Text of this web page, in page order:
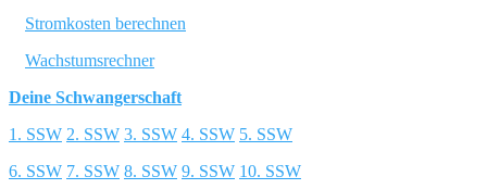
Stromkosten berechnen
Wachstumsrechner
Deine Schwangerschaft
1. SSW 2. SSW 3. SSW 4. SSW 5. SSW
6. SSW 7. SSW 8. SSW 9. SSW 10. SSW